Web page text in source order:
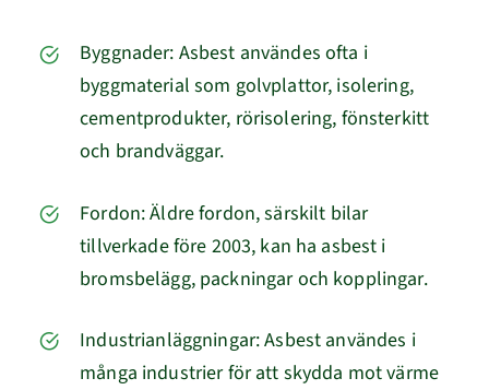
Byggnader: Asbest användes ofta i
byggmaterial som golvplattor, isolering,
cementprodukter, rörisolering, fönsterkitt
och brandväggar.
Fordon: Äldre fordon, särskilt bilar
tillverkade före 2003, kan ha asbest i
bromsbelägg, packningar och kopplingar.
Industrianläggningar: Asbest användes i
många industrier för att skydda mot värme